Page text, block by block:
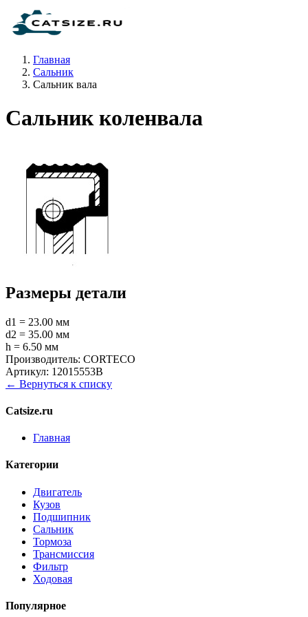
Главная
Сальник
Сальник вала
Сальник коленвала
Размеры детали
d1 = 23.00 мм
d2 = 35.00 мм
h = 6.50 мм
Производитель: CORTECO
Артикул: 12015553B
← Вернуться к списку
Catsize.ru
Главная
Категории
Двигатель
Кузов
Подшипник
Сальник
Тормоза
Трансмиссия
Фильтр
Ходовая
Популярное